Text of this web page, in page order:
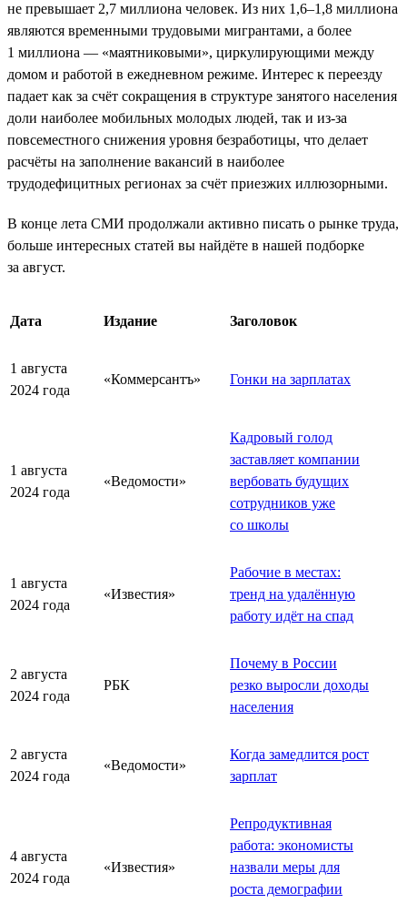
не превышает 2,7 миллиона человек. Из них 1,6–1,8 миллиона
являются временными трудовыми мигрантами, а более
1 миллиона — «маятниковыми», циркулирующими между
домом и работой в ежедневном режиме. Интерес к переезду
падает как за счёт сокращения в структуре занятого населения
доли наиболее мобильных молодых людей, так и из-за
повсеместного снижения уровня безработицы, что делает
расчёты на заполнение вакансий в наиболее
трудодефицитных регионах за счёт приезжих иллюзорными.
В конце лета СМИ продолжали активно писать о рынке труда,
больше интересных статей вы найдёте в нашей подборке
за август.
Дата Издание Заголовок
1 августа
2024 года
«Коммерсантъ» Гонки на зарплатах
1 августа
2024 года
«Ведомости»
Кадровый голод
заставляет компании
вербовать будущих
сотрудников уже
со школы
1 августа
2024 года
«Известия»
Рабочие в местах:
тренд на удалённую
работу идёт на спад
2 августа
2024 года
РБК
Почему в России
резко выросли доходы
населения
2 августа
2024 года
«Ведомости»
Когда замедлится рост
зарплат
4 августа
2024 года
«Известия»
Репродуктивная
работа: экономисты
назвали меры для
роста демографии